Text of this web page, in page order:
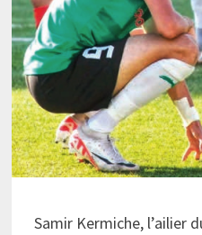
Samir Kermiche, l’ailier